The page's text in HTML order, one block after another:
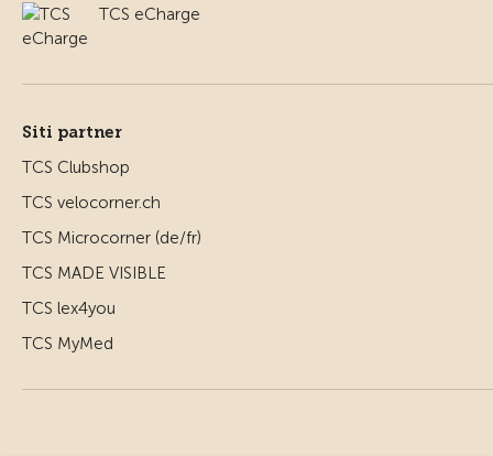
TCS eCharge
Siti partner
TCS Clubshop
TCS velocorner.ch
TCS Microcorner (de/fr)
TCS MADE VISIBLE
TCS lex4you
TCS MyMed